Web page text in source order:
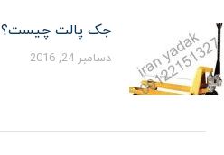
جک پالت چیست؟
دسامبر 24, 2016